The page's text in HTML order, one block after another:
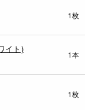
1枚
イト)
1本
1枚